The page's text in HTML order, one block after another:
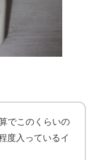
でこのくらいの
度入っているイ